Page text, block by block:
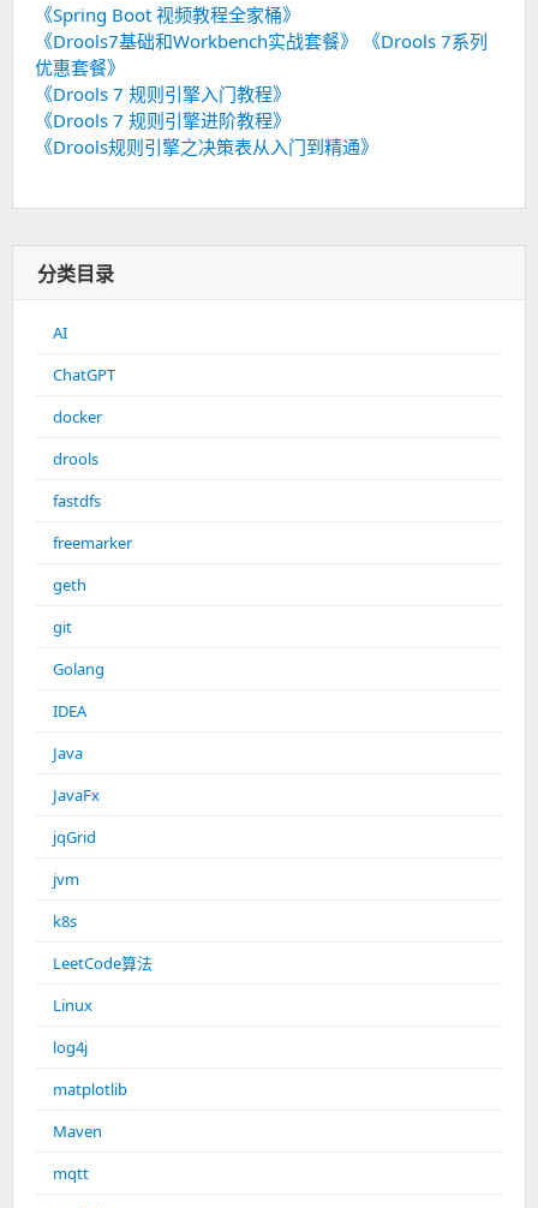
《Spring Boot 视频教程全家桶》
《Drools7基础和Workbench实战套餐》
《Drools 7系列
优惠套餐》
《Drools 7 规则引擎入门教程》
《Drools 7 规则引擎进阶教程》
《Drools规则引擎之决策表从入门到精通》
分类目录
AI
ChatGPT
docker
drools
fastdfs
freemarker
geth
git
Golang
IDEA
Java
JavaFx
jqGrid
jvm
k8s
LeetCode算法
Linux
log4j
matplotlib
Maven
mqtt